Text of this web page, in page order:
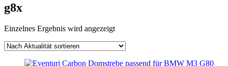
g8x
Einzelnes Ergebnis wird angezeigt